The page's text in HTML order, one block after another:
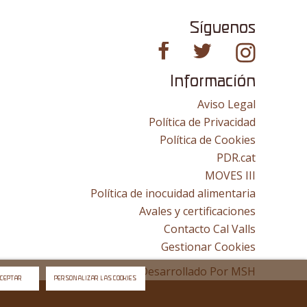
Síguenos
Información
Aviso Legal
Política de Privacidad
Política de Cookies
PDR.cat
MOVES III
Política de inocuidad alimentaria
Avales y certificaciones
Contacto Cal Valls
Gestionar Cookies
Sitio Web Desarrollado Por MSH
PERSONALIZAR LAS COOKIES